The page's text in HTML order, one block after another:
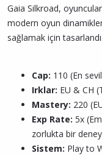
Gaia Silkroad,
modern oyun
sağlamak için tasarlandı.
Cap: 110 (En
Irklar: EU & CH
Mastery: 220
Exp Rate: 5x
zorlukta bir
Sistem: Play to